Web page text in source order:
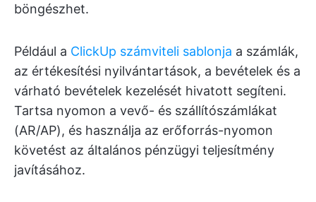
böngészhet.
Például a ClickUp számviteli sablonja a számlák,
az értékesítési nyilvántartások, a bevételek és a
várható bevételek kezelését hivatott segíteni.
Tartsa nyomon a vevő- és szállítószámlákat
(AR/AP), és használja az erőforrás-nyomon
követést az általános pénzügyi teljesítmény
javításához.